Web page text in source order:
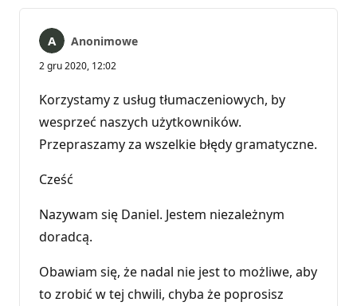
Anonimowe
2 gru 2020, 12:02
Korzystamy z usług tłumaczeniowych, by
wesprzeć naszych użytkowników.
Przepraszamy za wszelkie błędy gramatyczne.
Cześć
Nazywam się Daniel. Jestem niezależnym
doradcą.
Obawiam się, że nadal nie jest to możliwe, aby
to zrobić w tej chwili, chyba że poprosisz